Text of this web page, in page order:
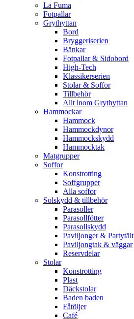
La Fuma
Fotpallar
Grythyttan
Bord
Bryggeriserien
Bänkar
Fotpallar & Sidobord
High-Tech
Klassikerserien
Stolar & Soffor
Tillbehör
Allt inom Grythyttan
Hammockar
Hammock
Hammockdynor
Hammockskydd
Hammocktak
Matgrupper
Soffor
Konstrotting
Soffgrupper
Alla soffor
Solskydd & tillbehör
Parasoller
Parasollfötter
Parasollskydd
Paviljonger & Partytält
Paviljongtak & väggar
Reservdelar
Stolar
Konstrotting
Plast
Däckstolar
Baden baden
Fåtöljer
Café